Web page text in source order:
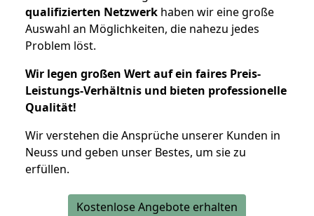
qualifizierten Netzwerk haben wir eine große
Auswahl an Möglichkeiten, die nahezu jedes
Problem löst.
Wir legen großen Wert auf ein faires Preis-
Leistungs-Verhältnis und bieten professionelle
Qualität!
Wir verstehen die Ansprüche unserer Kunden in
Neuss und geben unser Bestes, um sie zu
erfüllen.
Kostenlose Angebote erhalten